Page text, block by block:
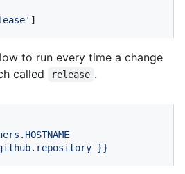
]
to run every time a change
called
release .
}}